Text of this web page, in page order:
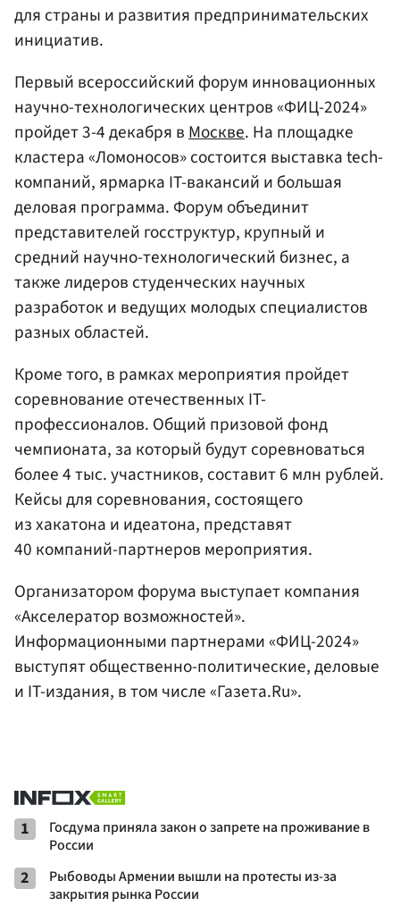
для страны и развития предпринимательских
инициатив.
Первый всероссийский форум инновационных
научно-технологических центров «ФИЦ-2024»
пройдет 3-4 декабря вМоскве. На площадке
кластера «Ломоносов» состоится выставка tech-
компаний, ярмарка IT-вакансий и большая
деловая программа. Форум объединит
представителей госструктур, крупный и
средний научно-технологический бизнес, а
также лидеров студенческих научных
разработок и ведущих молодых специалистов
разных областей.
Кроме того, в рамках мероприятия пройдет
соревнование отечественных IT-
профессионалов. Общий призовой фонд
чемпионата, за который будут соревноваться
более 4 тыс. участников, составит 6 млн рублей.
Кейсы для соревнования, состоящего
из хакатона и идеатона, представят
40 компаний-партнеров мероприятия.
Организатором форума выступает компания
«Акселератор возможностей».
Информационными партнерами «ФИЦ-2024»
выступят общественно-политические, деловые
и IT-издания, в том числе «Газета.Ru».
1
Госдума приняла закон о запрете на проживание в
России
2
Рыбоводы Армении вышли на протесты из-за
закрытия рынка России